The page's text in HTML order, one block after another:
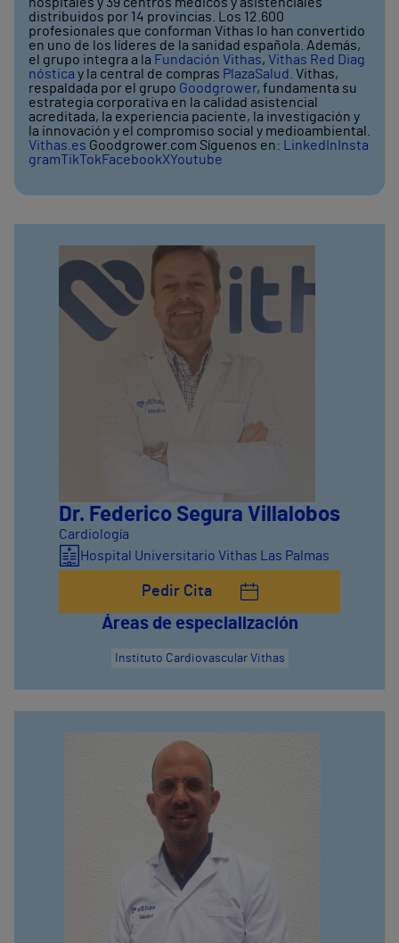
distribuidos por 14 provincias. Los 12.600
profesionales que conforman Vithas lo han convertido
en uno de los líderes de la sanidad española. Además,
el grupo integra a la Fundación Vithas, Vithas Red Diag
nóstica y la central de compras PlazaSalud . Vithas,
respaldada por el grupo Goodgrower, fundamenta su
estrategia corporativa en la calidad asistencial
acreditada, la experiencia paciente, la investigación y
la innovación y el compromiso social y medioambiental.
Vithas.es Goodgrower.com Síguenos en: LinkedIn Insta
gramTikTokFacebookXYoutube
Dr. Federico Segura Villalobos
Cardiología
Hospital Universitario Vithas Las Palmas
Pedir Cita
Áreas de especialización
Instituto Cardiovascular Vithas